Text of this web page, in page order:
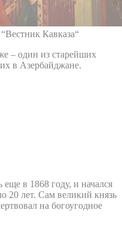
Кавказа“
– один из старейших
в Азербайджане.
еще в 1868 году, и начался
20 лет. Сам великий князь
на богоугодное